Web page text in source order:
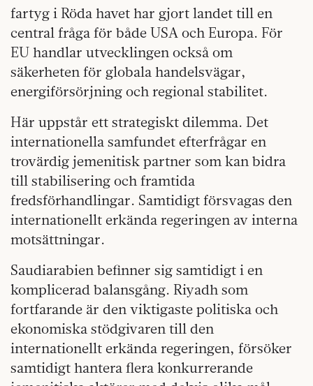
fartyg i Röda havet har gjort landet till en
central fråga för både USA och Europa. För
EU handlar utvecklingen också om
säkerheten för globala handelsvägar,
energiförsörjning och regional stabilitet.
Här uppstår ett strategiskt dilemma. Det
internationella samfundet efterfrågar en
trovärdig jemenitisk partner som kan bidra
till stabilisering och framtida
fredsförhandlingar. Samtidigt försvagas den
internationellt erkända regeringen av interna
motsättningar.
Saudiarabien befinner sig samtidigt i en
komplicerad balansgång. Riyadh som
fortfarande är den viktigaste politiska och
ekonomiska stödgivaren till den
internationellt erkända regeringen, försöker
samtidigt hantera flera konkurrerande